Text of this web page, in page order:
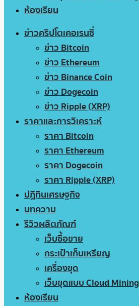
ห้องเรียน
ข่าวคริปโตเคอเรนซี่
ข่าว Bitcoin
ข่าว Ethereum
ข่าว Binance Coin
ข่าว Dogecoin
ข่าว Ripple (XRP)
ราคาและการวิเคราะห์
ราคา Bitcoin
ราคา Ethereum
ราคา Dogecoin
ราคา Ripple (XRP)
ปฏิทินเศรษฐกิจ
บทความ
รีวิวผลิตภัณฑ์
เว็บซื้อขาย
กระเป๋าเก็บเหรียญ
เครื่องขุด
เว็บขุดแบบ Cloud Mining
ห้องเรียน